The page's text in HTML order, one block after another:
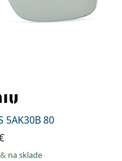
5AK30B 80
& na sklade